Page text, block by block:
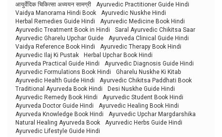
आयुर्वेदिक चिकित्सा अध्ययन सामग्री
Ayurvedic Practitioner Guide Hindi
Vaidya Manorama Hindi Book
Ayurvedic Nuskhe Hindi
Herbal Remedies Guide Hindi
Ayurvedic Medicine Book Hindi
Ayurvedic Treatment Book in Hindi
Saral Ayurvedic Chikitsa Saar
Ayurvedic Gharelu Upchar Guide
Ayurveda Clinical Guide Hindi
Vaidya Reference Book Hindi
Ayurvedic Therapy Book Hindi
Ayurvedic Ilaj Ki Pustak
Herbal Upchar Book Hindi
Ayurveda Practical Guide Hindi
Ayurvedic Diagnosis Guide Hindi
Ayurvedic Formulations Book Hindi
Gharelu Nuskhe Ki Kitab
Ayurvedic Health Guide Hindi
Ayurvedic Chikitsa Paddhati Book
Traditional Ayurveda Book Hindi
Desi Nuskhe Guide Hindi
Ayurvedic Remedy Book Hindi
Ayurvedic Student Book Hindi
Ayurveda Doctor Guide Hindi
Ayurvedic Healing Book Hindi
Ayurveda Knowledge Book Hindi
Ayurvedic Upchar Margdarshika
Natural Healing Ayurveda Book
Ayurvedic Herbs Guide Hindi
Ayurvedic Lifestyle Guide Hindi